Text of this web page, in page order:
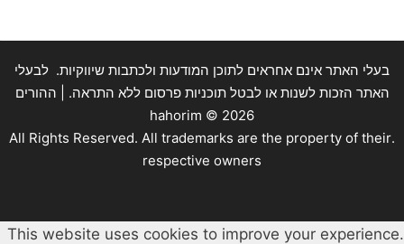
בעלי האתר אינם אחראים לתוכן המודעות ולכתבות שיווקיות. לבעלי
האתר הזכות לשנות או לבטל תוכניות פרסום ללא התראה. | ההורים
hahorim © 2026
.All Rights Reserved. All trademarks are the property of their
respective owners
This website uses cookies to improve your experience.